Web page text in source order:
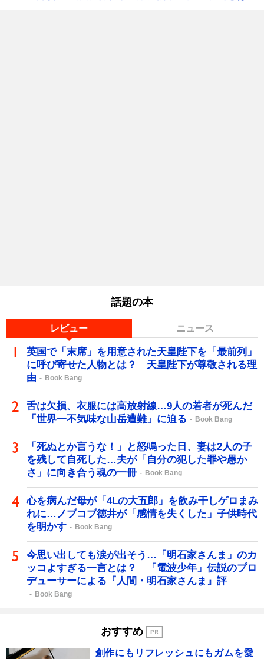
話題の本
レビュー ニュース
英国で「末席」を用意された天皇陛下を「最前列」
に呼び寄せた人物とは？ 天皇陛下が尊敬される理
由
Book Bang
舌は欠損、衣服には高放射線…9人の若者が死んだ
「世界一不気味な山岳遭難」に迫る
Book Bang
「死ぬとか言うな！」と怒鳴った日、妻は2人の子
を残して自死した…夫が「自分の犯した罪や愚か
さ」に向き合う魂の一冊
Book Bang
心を病んだ母が「4Lの大五郎」を飲み干しゲロまみ
れに…ノブコブ徳井が「感情を失くした」子供時代
を明かす
Book Bang
今思い出しても涙が出そう…「明石家さんま」のカ
ッコよすぎる一言とは？ 「電波少年」伝説のプロ
デューサーによる『人間・明石家さんま』評
Book Bang
おすすめ
創作にもリフレッシュにもガムを愛